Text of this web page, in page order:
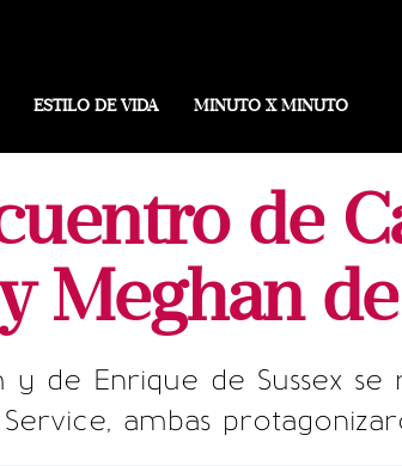
ESTILO DE VIDA MINUTO X MINUTO
de
Meghan
y de Enrique de Sussex
ambas